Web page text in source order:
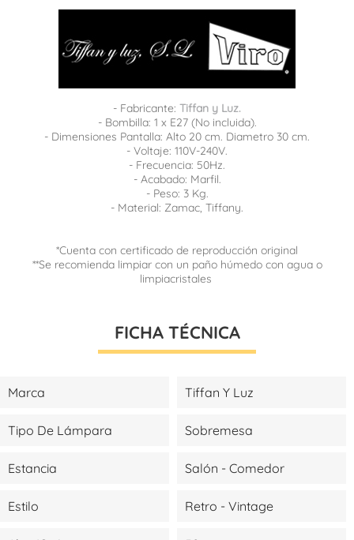
- Fabricante: Tiffan y Luz.
- Bombilla: 1 x E27 (No incluida).
- Dimensiones Pantalla: Alto 20 cm. Diametro 30 cm.
- Voltaje: 110V-240V.
- Frecuencia: 50Hz.
- Acabado: Marfil.
- Peso: 3 Kg.
- Material: Zamac, Tiffany.
*Cuenta con certificado de reproducción original
**Se recomienda limpiar con un paño húmedo con agua o
limpiacristales
FICHA TÉCNICA
Marca Tiffan Y Luz
Tipo De Lámpara Sobremesa
Estancia Salón - Comedor
Estilo Retro - Vintage